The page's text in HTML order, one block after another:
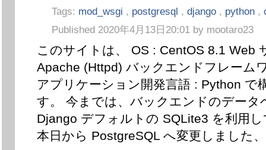
Tags: mod_wsgi , postgresql , django , python ,
Published 2020年4月13日20:01 by mootaro23
このサイトは、 OS : CentOS 8.1 Web
Apache (Httpd) バックエンドフレーム
アプリケーション開発言語 : Python で
す。 今までは、バックエンドのデータ
Django デフォルトの SQLite3 を利用
本日から PostgreSQL へ変更しました